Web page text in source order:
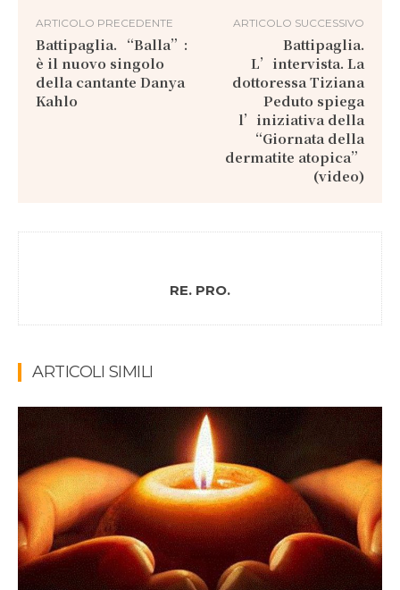
ARTICOLO PRECEDENTE
Battipaglia. “Balla”:
è il nuovo singolo
della cantante Danya
Kahlo
ARTICOLO SUCCESSIVO
Battipaglia.
L’intervista. La
dottoressa Tiziana
Peduto spiega
l’iniziativa della
“Giornata della
dermatite atopica”
(video)
RE. PRO.
ARTICOLI SIMILI